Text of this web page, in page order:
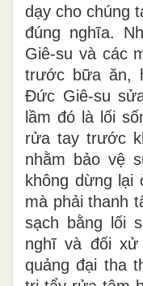
dạy cho chúng
đúng nghĩa.
Giê-su và các
trước bữa ăn,
Đức Giê-su
lầm đó là lối
rửa tay trước
nhằm bảo vệ
không dừng lại
mà phải thanh
sạch bằng lối
nghĩ và đối xử
quảng đại tha